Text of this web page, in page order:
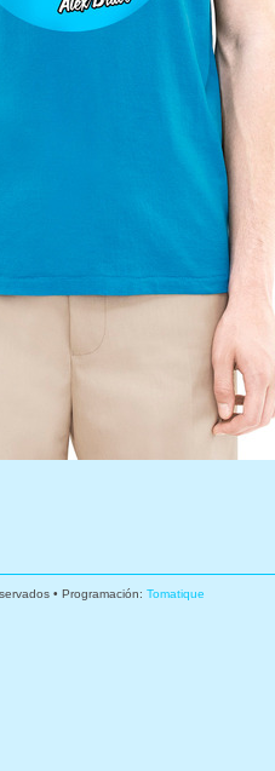
• Programación: Tomatique